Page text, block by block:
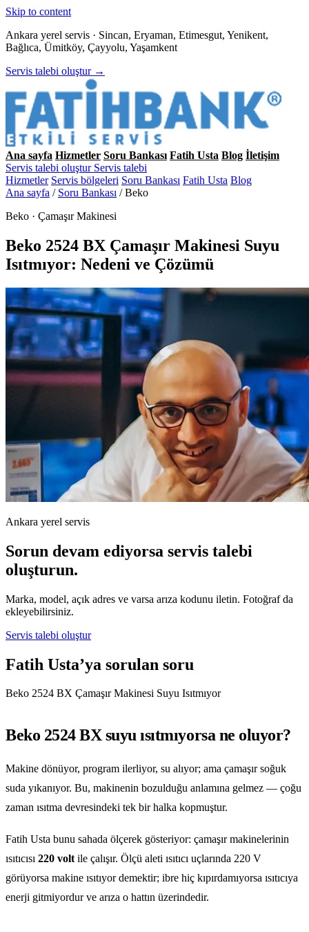
Skip to content
Ankara yerel servis · Sincan, Eryaman, Etimesgut, Yenikent,
Bağlıca, Ümitköy, Çayyolu, Yaşamkent
Servis talebi oluştur →
Ana sayfa Hizmetler Soru Bankası Fatih Usta Blog İletişim
Servis talebi oluştur Servis talebi
Hizmetler Servis bölgeleri Soru Bankası Fatih Usta Blog
Ana sayfa / Soru Bankası / Beko
Beko · Çamaşır Makinesi
Beko 2524 BX Çamaşır Makinesi Suyu
Isıtmıyor: Nedeni ve Çözümü
Ankara yerel servis
Sorun devam ediyorsa servis talebi
oluşturun.
Marka, model, açık adres ve varsa arıza kodunu iletin. Fotoğraf da
ekleyebilirsiniz.
Servis talebi oluştur
Fatih Usta’ya sorulan soru
Beko 2524 BX Çamaşır Makinesi Suyu Isıtmıyor
Beko 2524 BX suyu ısıtmıyorsa ne oluyor?
Makine dönüyor, program ilerliyor, su alıyor; ama çamaşır soğuk
suda yıkanıyor. Bu, makinenin bozulduğu anlamına gelmez — çoğu
zaman ısıtma devresindeki tek bir halka kopmuştur.
Fatih Usta bunu sahada ölçerek gösteriyor: çamaşır makinelerinin
ısıtıcısı 220 volt ile çalışır. Ölçü aleti ısıtıcı uçlarında 220 V
görüyorsa makine ısıtıyor demektir; ibre hiç kıpırdamıyorsa ısıtıcıya
enerji gitmiyordur ve arıza o hattın üzerindedir.